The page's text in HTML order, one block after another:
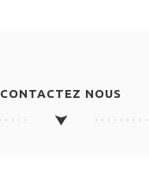
CONTACTEZ NOUS